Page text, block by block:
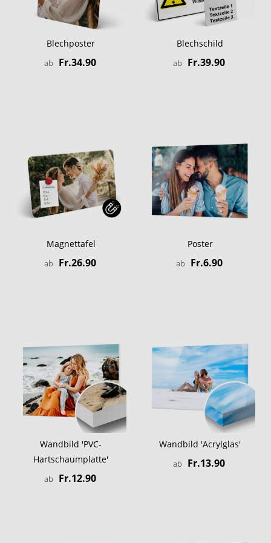
Blechposter
ab Fr.34.90
Blechschild
ab Fr.39.90
Magnettafel
ab Fr.26.90
Poster
ab Fr.6.90
Wandbild 'PVC-
Hartschaumplatte'
ab Fr.12.90
Wandbild 'Acrylglas'
ab Fr.13.90